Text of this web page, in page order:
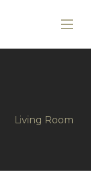
Living Room